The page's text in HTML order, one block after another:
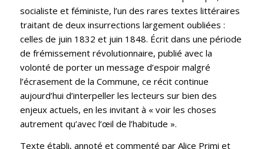
socialiste et féministe, l’un des rares textes littéraires
traitant de deux insurrections largement oubliées :
celles de juin 1832 et juin 1848. Écrit dans une période
de frémissement révolutionnaire, publié avec la
volonté de porter un message d’espoir malgré
l’écrasement de la Commune, ce récit continue
aujourd’hui d’interpeller les lecteurs sur bien des
enjeux actuels, en les invitant à « voir les choses
autrement qu’avec l’œil de l’habitude ».
Texte établi, annoté et commenté par Alice Primi et